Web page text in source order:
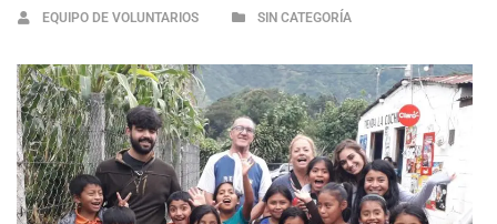
EQUIPO DE VOLUNTARIOS SIN CATEGORÍA